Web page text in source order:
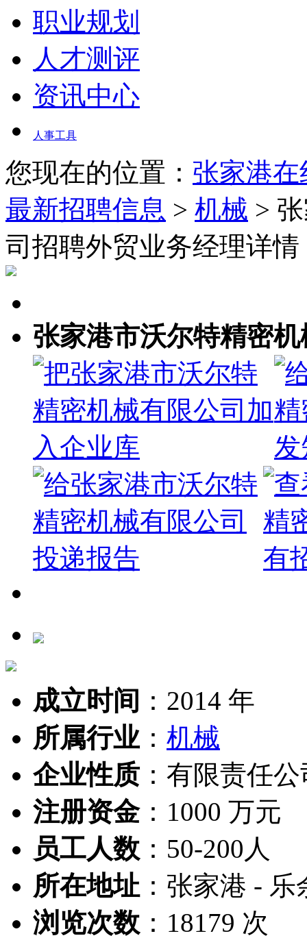
职业规划
人才测评
资讯中心
人事工具
您现在的位置： 张家港
最新招聘信息 > 机械 >
司招聘外贸业务经理详情
张家港市沃尔特精密
成立时间 ： 2014 年
所属行业： 机械
企业性质： 有限责任公
注册资金： 1000 万元
员工人数 ： 50-200人
所在地址 ： 张家港 - 乐
浏览次数 ： 18179 次